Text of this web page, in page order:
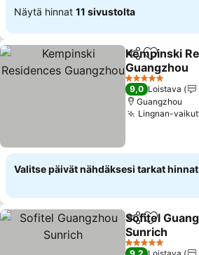
Näytä hinnat 11 sivustolta
Jaa Lisää
Kempinski
Guangzhou
5 Tähtiluokitus
9,0 Loistava
Guangzhou
Lingnan-
Valitse päivät nähdäksesi tarkat hinnat
Jaa Lisää
Sofitel
Sunrich
5 Tähtiluokitus